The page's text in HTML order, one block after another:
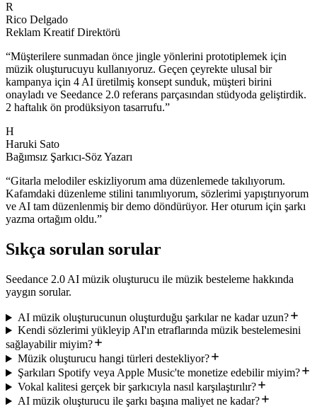
R
Rico Delgado
Reklam Kreatif Direktörü
“Müşterilere sunmadan önce jingle yönlerini prototiplemek için
müzik oluşturucuyu kullanıyoruz. Geçen çeyrekte ulusal bir
kampanya için 4 AI üretilmiş konsept sunduk, müşteri birini
onayladı ve Seedance 2.0 referans parçasından stüdyoda geliştirdik.
2 haftalık ön prodüksiyon tasarrufu.”
H
Haruki Sato
Bağımsız Şarkıcı-Söz Yazarı
“Gitarla melodiler eskizliyorum ama düzenlemede takılıyorum.
Kafamdaki düzenleme stilini tanımlıyorum, sözlerimi yapıştırıyorum
ve AI tam düzenlenmiş bir demo döndürüyor. Her oturum için şarkı
yazma ortağım oldu.”
Sıkça sorulan sorular
Seedance 2.0 AI müzik oluşturucu ile müzik besteleme hakkında
yaygın sorular.
AI müzik oluşturucunun oluşturduğu şarkılar ne kadar uzun?
Kendi sözlerimi yükleyip AI'ın etraflarında müzik bestelemesini
sağlayabilir miyim?
Müzik oluşturucu hangi türleri destekliyor?
Şarkıları Spotify veya Apple Music'te monetize edebilir miyim?
Vokal kalitesi gerçek bir şarkıcıyla nasıl karşılaştırılır?
AI müzik oluşturucu ile şarkı başına maliyet ne kadar?